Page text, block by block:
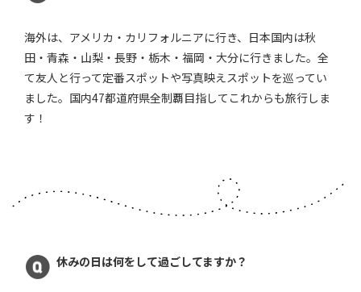
海外は、アメリカ・カリフォルニアに行き、日本国内は秋
田・青森・山梨・長野・栃木・福岡・大分に行きました。全
て友人と行って定番スポットや写真映えスポットを巡ってい
ました。国内47都道府県全制覇目指してこれからも旅行しま
す！
休みの日は何をして過ごしてますか？